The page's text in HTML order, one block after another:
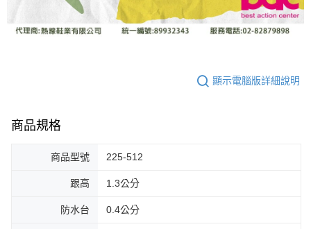
顯示電腦版詳細說明
商品規格
商品型號 225-512
跟高 1.3公分
防水台 0.4公分